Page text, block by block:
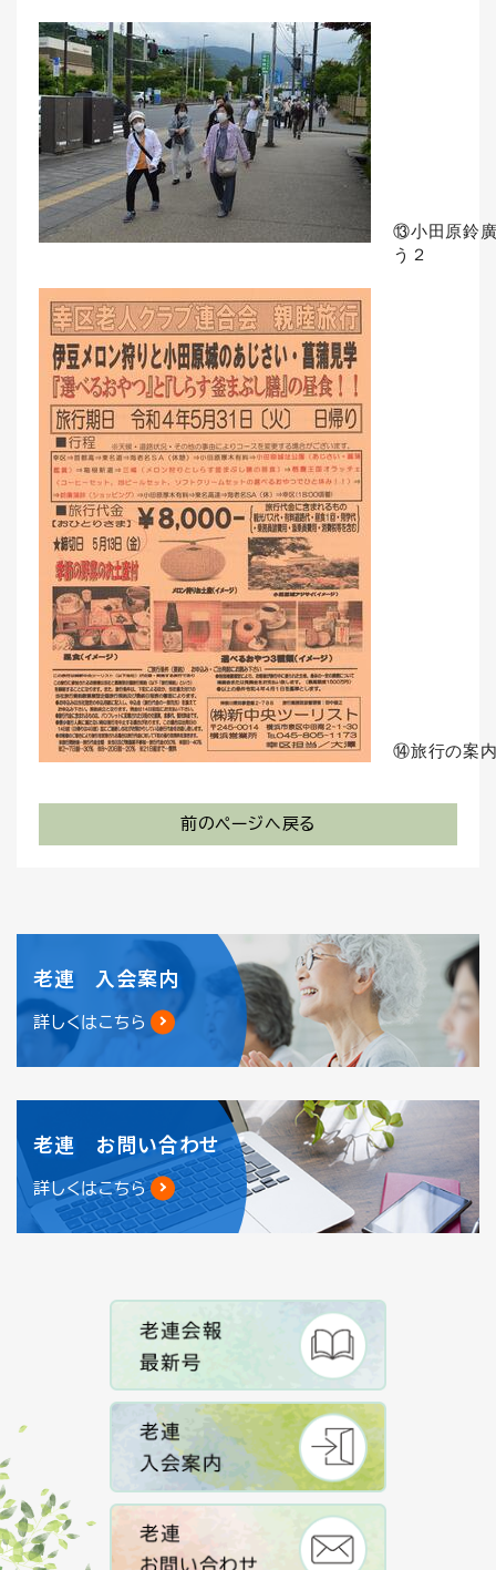
⑬小田原鈴
う２
⑭旅行の案
前のページへ戻る
老連 入会案内
詳しくはこちら
老連 お問い合わせ
詳しくはこちら